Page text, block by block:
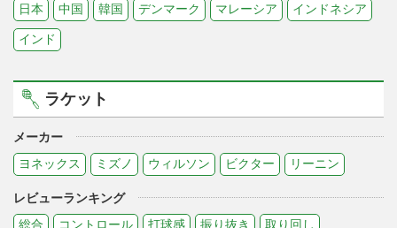
日本
中国 韓国 デンマーク マレーシア インドネシア
インド
ラケット
メーカー
ヨネックス
ミズノ ウィルソン ビクター リーニン
レビューランキング
総合
コントロール 打球感 振り抜き 取り回し